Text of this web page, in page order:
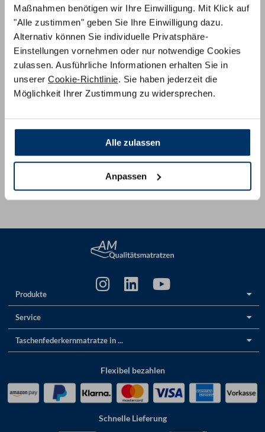
Maßnahmen benötigen wir Ihre Einwilligung. Mit Klick auf
"Alle zustimmen" geben Sie Ihre Einwilligung dazu.
Alternativ können Sie individuelle Privatsphäre-
Einstellungen vornehmen oder nur notwendige Cookies
zulassen. Ausführliche Informationen erhalten Sie in
unserer Cookie-Richtlinie. Sie haben jederzeit die
Möglichkeit Ihrer Zustimmung zu widersprechen.
Alle zulassen
Anpassen
Matratze mit zwei kleinen
Rundungen
Wir beraten Sie gerne:
Per Telefon:0221 / 98 65 71 78
info@am-qualitaetsmatratzen.de
Produkte
Service
Taschenfederkernmatratze in ...
Flexibel bezahlen
Schnelle Lieferung